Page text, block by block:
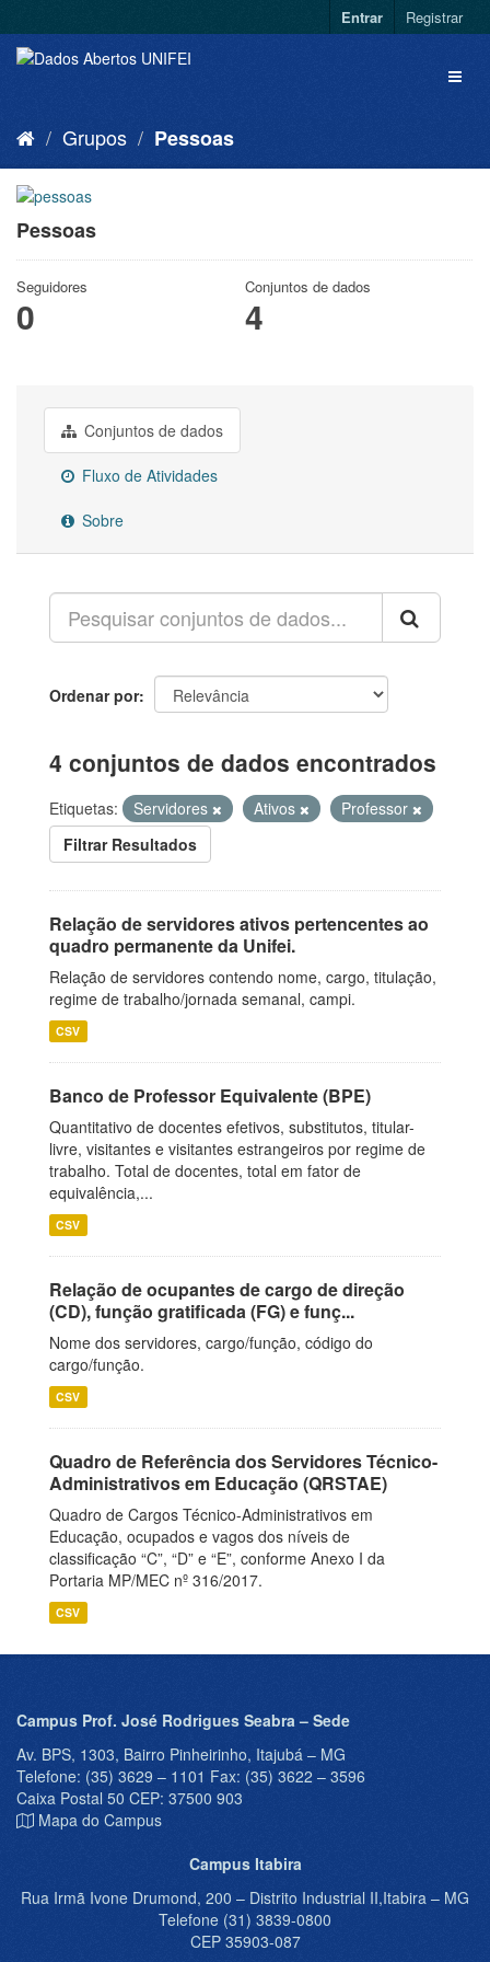
Entrar Registrar
Grupos Pessoas
Pessoas
Seguidores
0
Conjuntos de dados
4
Conjuntos de dados
Fluxo de Atividades
Sobre
Ordenar por
4 conjuntos de dados encontrados
Etiquetas: Servidores Ativos
Professor
Filtrar Resultados
Relação de servidores ativos pertencentes ao
quadro permanente da Unifei.
Relação de servidores contendo nome, cargo, titulação,
regime de trabalho/jornada semanal, campi.
CSV
Banco de Professor Equivalente (BPE)
Quantitativo de docentes efetivos, substitutos, titular-
livre, visitantes e visitantes estrangeiros por regime de
trabalho. Total de docentes, total em fator de
equivalência,...
CSV
Relação de ocupantes de cargo de direção
(CD), função gratificada (FG) e funç...
Nome dos servidores, cargo/função, código do
cargo/função.
CSV
Quadro de Referência dos Servidores Técnico-
Administrativos em Educação (QRSTAE)
Quadro de Cargos Técnico-Administrativos em
Educação, ocupados e vagos dos níveis de
classificação “C”, “D” e “E”, conforme Anexo I da
Portaria MP/MEC nº 316/2017.
CSV
Campus Prof. José Rodrigues Seabra – Sede
Av. BPS, 1303, Bairro Pinheirinho, Itajubá – MG
Telefone: (35) 3629 – 1101 Fax: (35) 3622 – 3596
Caixa Postal 50 CEP: 37500 903
Mapa do Campus
Campus Itabira
Rua Irmã Ivone Drumond, 200 – Distrito Industrial II,Itabira – MG
Telefone (31) 3839-0800
CEP 35903-087